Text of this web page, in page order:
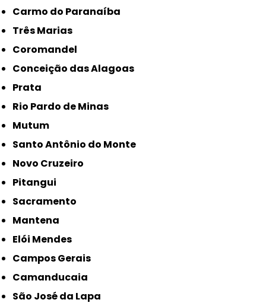
Carmo do Paranaíba
Três Marias
Coromandel
Conceição das Alagoas
Prata
Rio Pardo de Minas
Mutum
Santo Antônio do Monte
Novo Cruzeiro
Pitangui
Sacramento
Mantena
Elói Mendes
Campos Gerais
Camanducaia
São José da Lapa